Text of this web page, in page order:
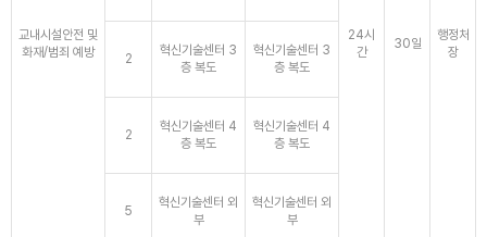
교내시설안전 및
화재/범죄 예방
24시
간
30일
행정처
장
2
혁신기술센터 3
층 복도
혁신기술센터 3
층 복도
2
혁신기술센터 4
층 복도
혁신기술센터 4
층 복도
5
혁신기술센터 외
부
혁신기술센터 외
부